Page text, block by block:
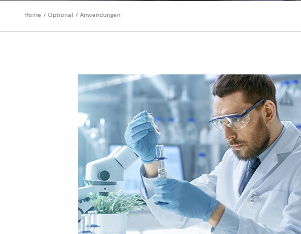
Home Optional Anwendungen